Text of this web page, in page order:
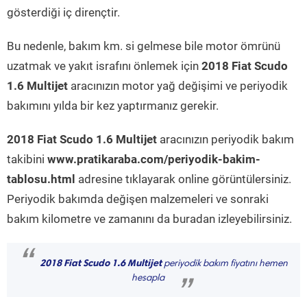
gösterdiği iç dirençtir.
Bu nedenle, bakım km. si gelmese bile motor ömrünü
uzatmak ve yakıt israfını önlemek için 2018 Fiat Scudo
1.6 Multijet aracınızın motor yağ değişimi ve periyodik
bakımını yılda bir kez yaptırmanız gerekir.
2018 Fiat Scudo 1.6 Multijet aracınızın periyodik bakım
takibini www.pratikaraba.com/periyodik-bakim-
tablosu.html adresine tıklayarak online görüntülersiniz.
Periyodik bakımda değişen malzemeleri ve sonraki
bakım kilometre ve zamanını da buradan izleyebilirsiniz.
“ 2018 Fiat Scudo 1.6 Multijetperiyodik bakım fiyatını hemen
hesapla